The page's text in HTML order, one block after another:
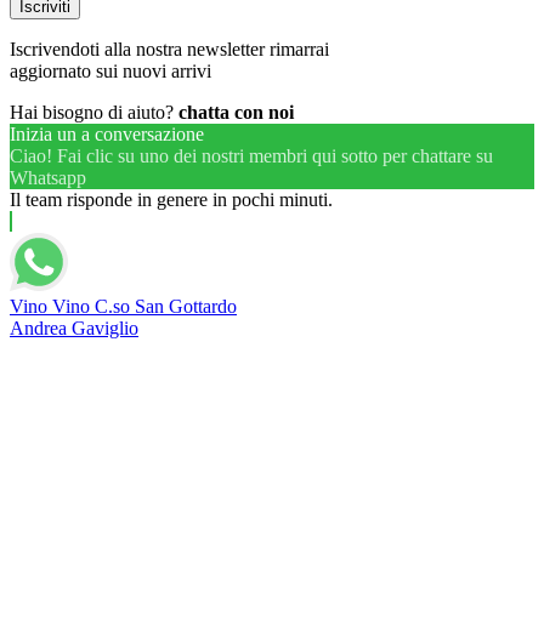
Iscrivendoti alla nostra newsletter rimarrai
aggiornato sui nuovi arrivi
Hai bisogno di aiuto? chatta con noi
Inizia un a conversazione
Ciao! Fai clic su uno dei nostri membri qui sotto per chattare su
Whatsapp
Il team risponde in genere in pochi minuti.
Vino Vino C.so San Gottardo
Andrea Gaviglio